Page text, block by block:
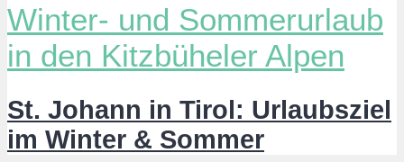
St. Johann in Tirol: Urlaubsziel
im Winter & Sommer